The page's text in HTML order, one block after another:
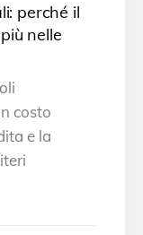
perché il
nelle
costo
e la